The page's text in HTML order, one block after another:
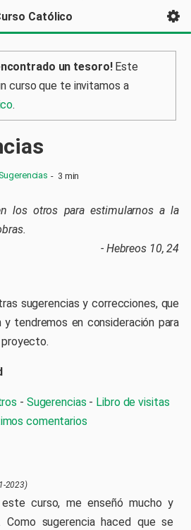
Católico
un tesoro!Este
curso que te invitamos a
.
- 3 min
los otros para estimularnos a la
- Hebreos 10, 24
sugerencias y correcciones, que
y tendremos en consideración para
- Sugerencias - Libro de visitas
comentarios
2023)
curso, me enseñó mucho y
sugerencia haced que se